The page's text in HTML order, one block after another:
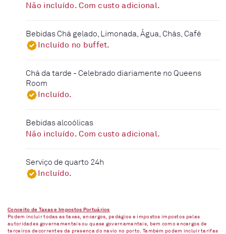
Não incluído. Com custo adicional.
Bebidas Chá gelado, Limonada, Água, Chás, Café
Incluído no buffet.
Chá da tarde - Celebrado diariamente no Queens
Room
Incluído.
Bebidas alcoólicas
Não incluído. Com custo adicional.
Serviço de quarto 24h
Incluído.
Conceito de Taxas e Impostos Portuários
Podem incluir todas as taxas, encargos, pedágios e impostos impostos pelas
autoridades governamentais ou quase governamentais, bem como encargos de
terceiros decorrentes da presença do navio no porto. Também podem incluir tarifas